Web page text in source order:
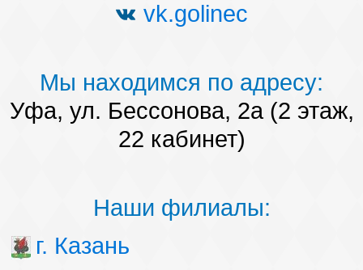
vk.golinec
Мы находимся по адресу:
Уфа, ул. Бессонова, 2а (2 этаж,
22 кабинет)
Наши филиалы:
г. Казань